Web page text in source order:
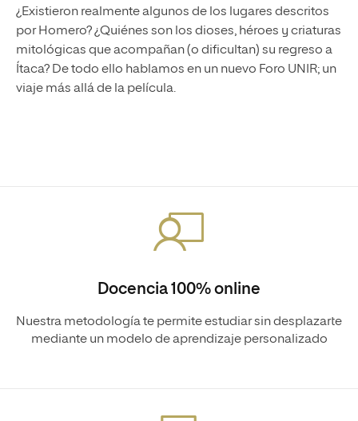
¿Existieron realmente algunos de los lugares descritos
por Homero? ¿Quiénes son los dioses, héroes y criaturas
mitológicas que acompañan (o dificultan) su regreso a
Ítaca? De todo ello hablamos en un nuevo Foro UNIR; un
viaje más allá de la película.
Docencia 100% online
Nuestra metodología te permite estudiar sin desplazarte
mediante un modelo de aprendizaje personalizado